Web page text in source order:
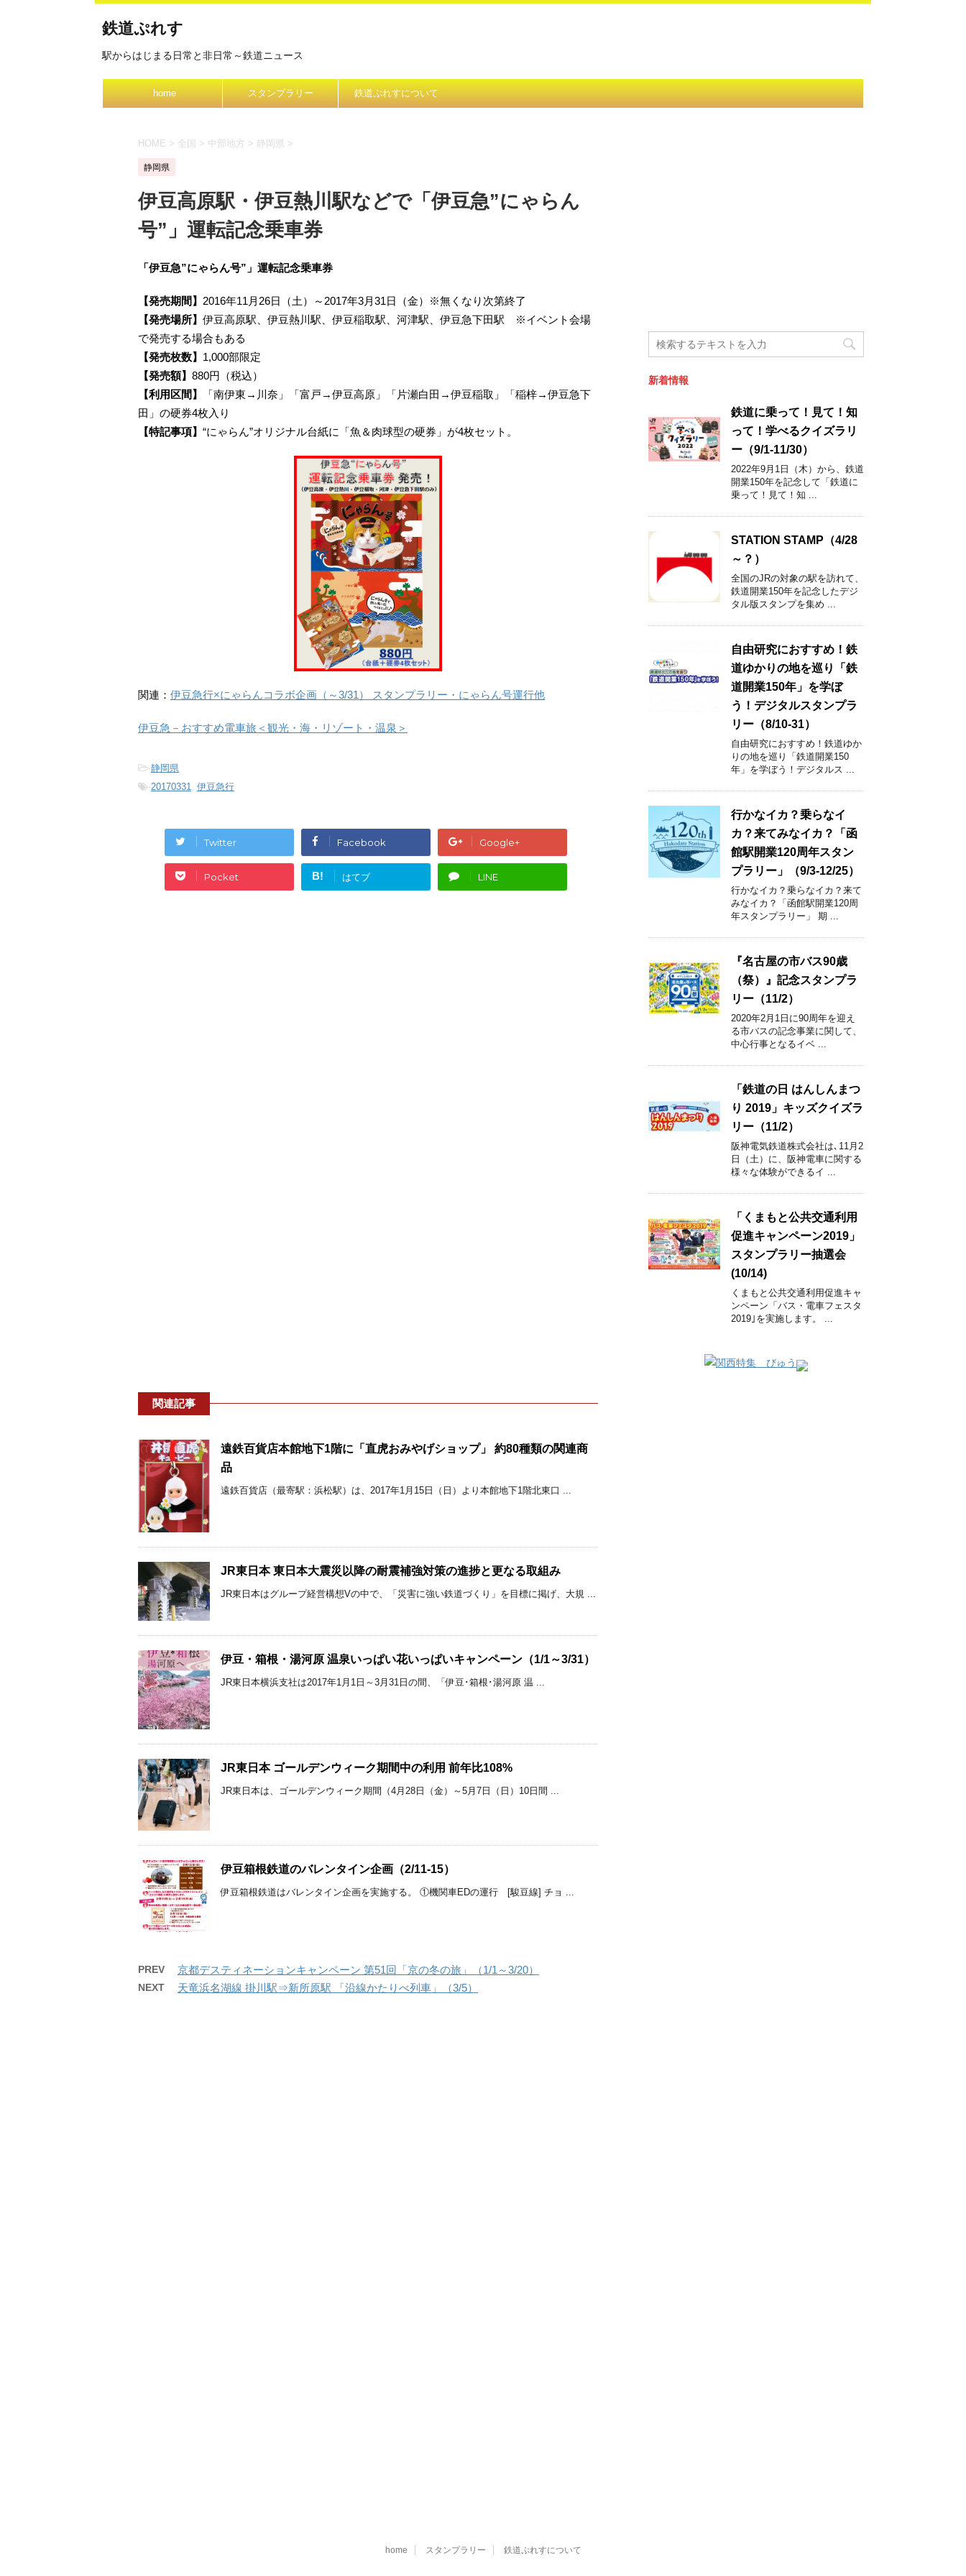
鉄道ぷれす
駅からはじまる日常と非日常～鉄道ニュース
home スタンプラリー 鉄道ぷれすについて
HOME > 全国 > 中部地方 > 静岡県 >
静岡県
伊豆高原駅・伊豆熱川駅などで「伊豆急”にゃらん
号”」運転記念乗車券
「伊豆急”にゃらん号”」運転記念乗車券
【発売期間】 2016年11月26日（土）～2017年3月31日（金）※無くなり次第終了
【発売場所】 伊豆高原駅、伊豆熱川駅、伊豆稲取駅、河津駅、伊豆急下田駅 ※イベント会場
で発売する場合もある
【発売枚数】 1,000部限定
【発売額】 880円（税込）
【利用区間】
「南伊東→川奈」「富戸→伊豆高原」「片瀬白田→伊豆稲取」「稲梓→伊豆急下
田」の硬券4枚入り
【特記事項】 “にゃらん”オリジナル台紙に「魚＆肉球型の硬券」が4枚セット。
関連： 伊豆急行×にゃらんコラボ企画（～3/31） スタンプラリー・にゃらん号運行他
伊豆急－おすすめ電車旅＜観光・海・リゾート・温泉＞
-静岡県
-20170331, 伊豆急行
Twitter Facebook Google+
Pocket B! はてブ LINE
関連記事
遠鉄百貨店本館地下1階に「直虎おみやげショップ」 約80種類の関連商
品
遠鉄百貨店（最寄駅：浜松駅）は、2017年1月15日（日）より本館地下1階北東口 ...
JR東日本 東日本大震災以降の耐震補強対策の進捗と更なる取組み
JR東日本はグループ経営構想Vの中で、「災害に強い鉄道づくり」を目標に掲げ、大規 ...
伊豆・箱根・湯河原 温泉いっぱい花いっぱいキャンペーン（1/1～3/31）
JR東日本横浜支社は2017年1月1日～3月31日の間、「伊豆･箱根･湯河原 温 ...
JR東日本 ゴールデンウィーク期間中の利用 前年比108%
JR東日本は、ゴールデンウィーク期間（4月28日（金）～5月7日（日）10日間 ...
伊豆箱根鉄道のバレンタイン企画（2/11-15）
伊豆箱根鉄道はバレンタイン企画を実施する。 ①機関車EDの運行 [駿豆線] チョ ...
PREV 京都デスティネーションキャンペーン 第51回「京の冬の旅」（1/1～3/20）
NEXT 天竜浜名湖線 掛川駅⇒新所原駅 「沿線かたりべ列車」（3/5）
新着情報
鉄道に乗って！見て！知
って！学べるクイズラリ
ー（9/1-11/30）
2022年9月1日（木）から、鉄道
開業150年を記念して「鉄道に
乗って！見て！知 ...
STATION STAMP（4/28
～？）
全国のJRの対象の駅を訪れて、
鉄道開業150年を記念したデジ
タル版スタンプを集め ...
自由研究におすすめ！鉄
道ゆかりの地を巡り「鉄
道開業150年」を学ぼ
う！デジタルスタンプラ
リー（8/10-31）
自由研究におすすめ！鉄道ゆか
りの地を巡り「鉄道開業150
年」を学ぼう！デジタルス ...
行かなイカ？乗らなイ
カ？来てみなイカ？「函
館駅開業120周年スタン
プラリー」（9/3-12/25）
行かなイカ？乗らなイカ？来て
みなイカ？「函館駅開業120周
年スタンプラリー」 期 ...
『名古屋の市バス90歳
（祭）』記念スタンプラ
リー（11/2）
2020年2月1日に90周年を迎え
る市バスの記念事業に関して、
中心行事となるイベ ...
「鉄道の日 はんしんまつ
り 2019」キッズクイズラ
リー（11/2）
阪神電気鉄道株式会社は､11月2
日（土）に、阪神電車に関する
様々な体験ができるイ ...
「くまもと公共交通利用
促進キャンペーン2019」
スタンプラリー抽選会
(10/14)
くまもと公共交通利用促進キャ
ンペーン「バス・電車フェスタ
2019｣を実施します。 ...
home スタンプラリー 鉄道ぷれすについて